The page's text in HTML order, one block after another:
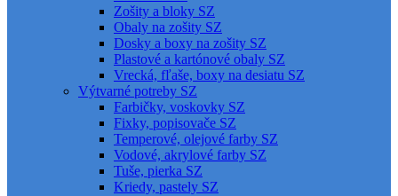
Zošity a bloky SZ
Obaly na zošity SZ
Dosky a boxy na zošity SZ
Plastové a kartónové obaly SZ
Vrecká, fľaše, boxy na desiatu SZ
Výtvarné potreby SZ
Farbičky, voskovky SZ
Fixky, popisovače SZ
Temperové, olejové farby SZ
Vodové, akrylové farby SZ
Tuše, pierka SZ
Kriedy, pastely SZ